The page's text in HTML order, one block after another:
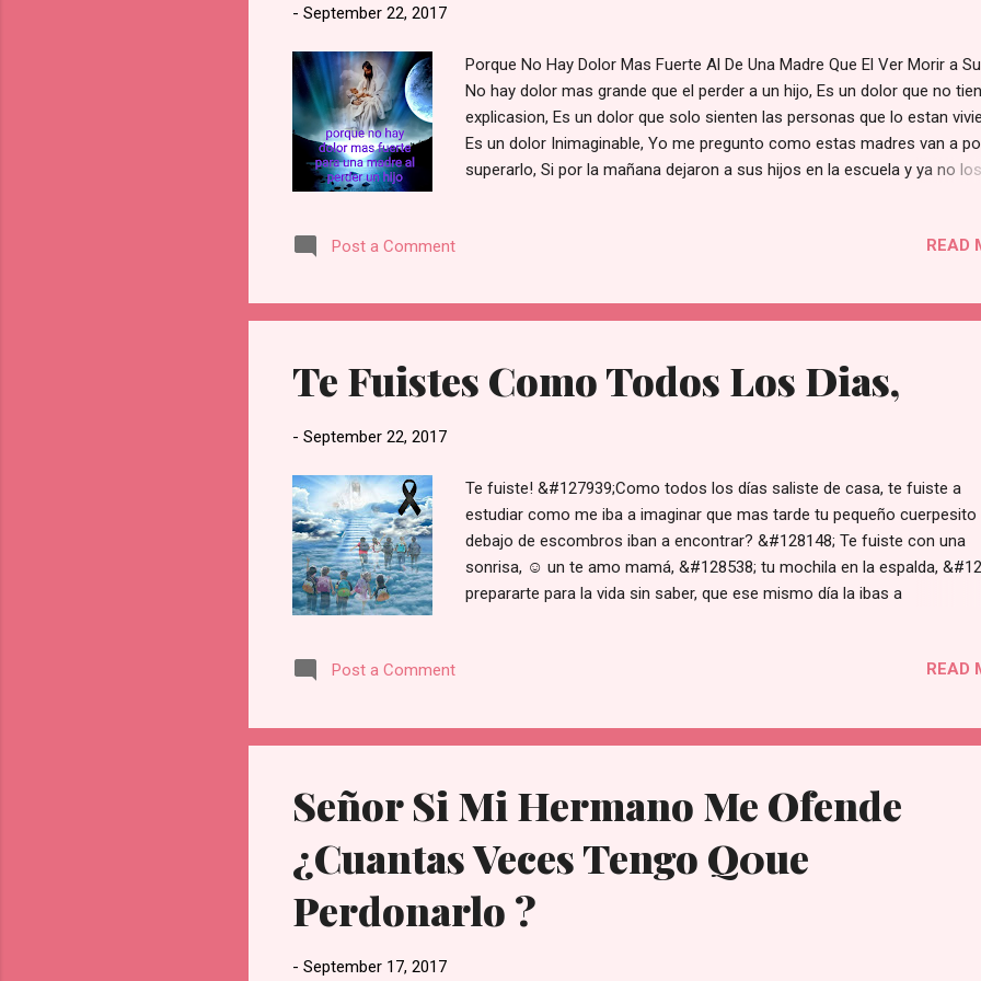
- September 22, 2017
Porque No Hay Dolor Mas Fuerte Al De Una Madre Que El Ver Morir a
No hay dolor mas grande que el perder a un hijo, Es un dolor que no
explicasion, Es un dolor que solo sienten las personas que lo estan
Es un dolor Inimaginable, Yo me pregunto como estas madres van a
superarlo, Si por la mañana dejaron a sus hijos en la escuela y ya no los
Temor, Arrepentimiento, Pedir Perdon, Pero sobre todo el tener que
a la idea de que ya no los volveran aver, Solamente les quedaran los
vivieron en tan corta vida, Amigos, Hermanos, Familiares de estas
Post a Comment READ
Te Fuistes Como Todos Los Dias,
- September 22, 2017
Te fuiste! &#127939;Como todos los días saliste de casa, te fuiste a
estudiar como me iba a imaginar que mas tarde tu pequeño cuerpesito
debajo de escombros iban a encontrar? &#128148; Te fuiste con una
sonrisa, ☺ un te amo mamá, &#128538; tu mochila en la espalda,
prepararte para la vida sin saber, que ese mismo día la ibas a
contigo te llevaste mi razón de vivir, mi motivo para seguir, me dejaste
en mi mente, y en cada suspiro mi alma se sale de mi cuerpo tratando
encontrarte, daría mi vida entera por una vez mas poder abrazarte.
✨&#128124;&#128124;✨
Post a Comment READ
Señor Si Mi Hermano Me Ofende
¿Cuantas Veces Tengo Q0ue
Perdonarlo ?
- September 17, 2017